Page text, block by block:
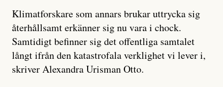
Klimatforskare som annars brukar uttrycka sig
återhållsamt erkänner sig nu vara i chock.
Samtidigt befinner sig det offentliga samtalet
långt ifrån den katastrofala verklighet vi lever i,
skriver Alexandra Urisman Otto.